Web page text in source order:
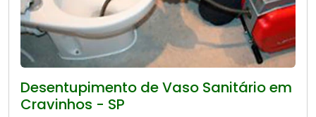
Desentupimento de Vaso Sanitário em
Cravinhos - SP